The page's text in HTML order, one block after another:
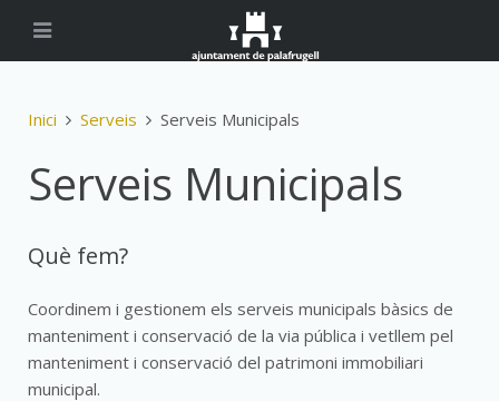
Inici Serveis Serveis Municipals
Serveis Municipals
Què fem?
Coordinem i gestionem els serveis municipals bàsics de
manteniment i conservació de la via pública i vetllem pel
manteniment i conservació del patrimoni immobiliari
municipal.